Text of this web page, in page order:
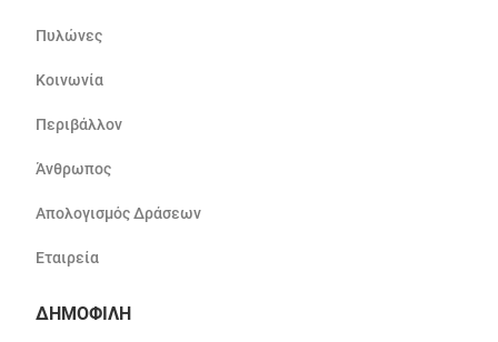
Πυλώνες
Κοινωνία
Περιβάλλον
Άνθρωπος
Απολογισμός Δράσεων
Εταιρεία
ΔΗΜΟΦΙΛΗ